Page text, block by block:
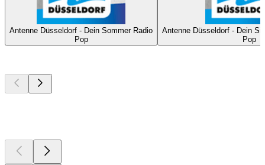
Antenne Düsseldorf - Dein Sommer Radio
Pop
Antenne Düsseldorf - Dein
Pop